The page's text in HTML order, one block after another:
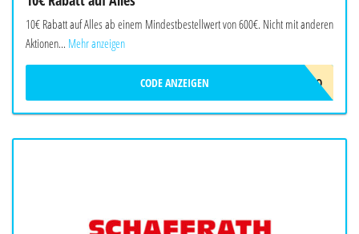
10€ Rabatt auf Alles ab einem Mindestbestellwert von 600€. Nicht mit anderen
Aktionen... Mehr anzeigen
ERIDES-10EURO
CODE ANZEIGEN